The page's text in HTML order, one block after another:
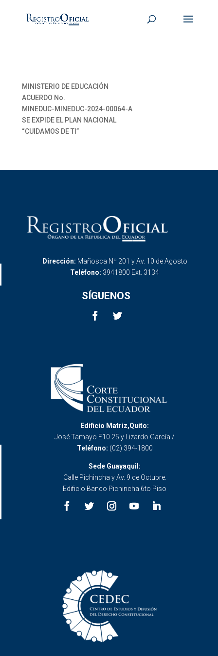
MINISTERIO DE EDUCACIÓN
ACUERDO No.
MINEDUC-MINEDUC-2024-00064-A
SE EXPIDE EL PLAN NACIONAL
“CUIDAMOS DE TI”
Dirección: Mañosca Nº 201 y Av. 10 de Agosto
Teléfono: 3941800 Ext. 3134
SÍGUENOS
Edificio Matriz,Quito:
José Tamayo E10 25 y Lizardo García /
Teléfono: (02) 394-1800
Sede Guayaquil:
Calle Pichincha y Av. 9 de Octubre.
Edificio Banco Pichincha 6to Piso